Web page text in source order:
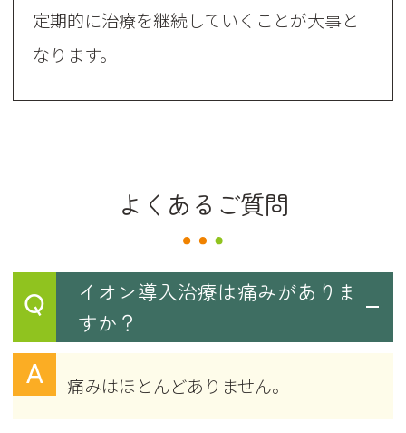
定期的に治療を継続していくことが大事と
なります。
よくあるご質問
Q
イオン導入治療は痛みがありま
すか？
A 痛みはほとんどありません。